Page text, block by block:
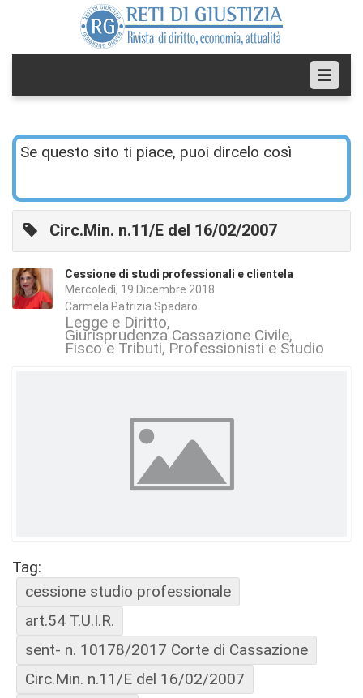
Se questo sito ti piace, puoi dircelo così
Circ.Min. n.11/E del 16/02/2007
Cessione di studi professionali e clientela
Mercoledì, 19 Dicembre 2018
Carmela Patrizia Spadaro
Legge e Diritto
Giurisprudenza Cassazione Civile
Fisco e Tributi Professionisti e Studio
Tag:
cessione studio professionale
art.54 T.U.I.R.
sent- n. 10178/2017 Corte di Cassazione
Circ.Min. n.11/E del 16/02/2007